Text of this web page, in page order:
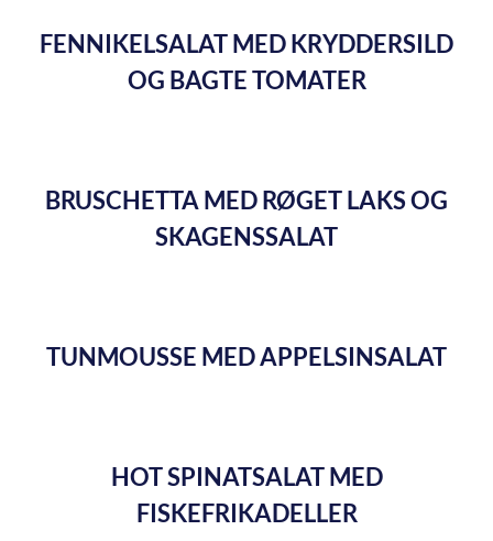
FENNIKELSALAT MED KRYDDERSILD
OG BAGTE TOMATER
BRUSCHETTA MED RØGET LAKS OG
SKAGENSSALAT
TUNMOUSSE MED APPELSINSALAT
HOT SPINATSALAT MED
FISKEFRIKADELLER